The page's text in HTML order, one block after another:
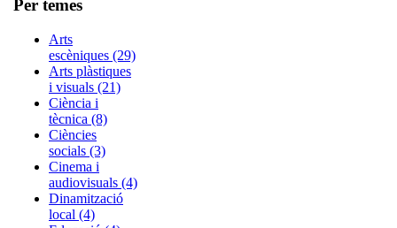
Per temes
Arts
escèniques (29)
Arts plàstiques
i visuals (21)
Ciència i
tècnica (8)
Ciències
socials (3)
Cinema i
audiovisuals (4)
Dinamització
local (4)